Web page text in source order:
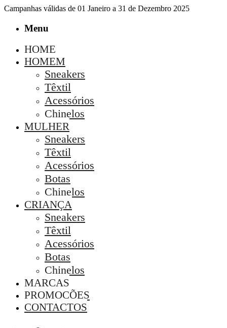
Campanhas válidas de 01 Janeiro a 31 de Dezembro 2025
Menu
HOME
HOMEM
Sneakers
Têxtil
Acessórios
Chinelos
MULHER
Sneakers
Têxtil
Acessórios
Botas
Chinelos
CRIANÇA
Sneakers
Têxtil
Acessórios
Botas
Chinelos
MARCAS
PROMOÇÕES
CONTACTOS